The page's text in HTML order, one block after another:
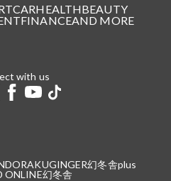
CARHEALTHBEAUTY
FINANCEAND MORE
with us
GINGER幻冬舎plus
ONLINE幻冬舎